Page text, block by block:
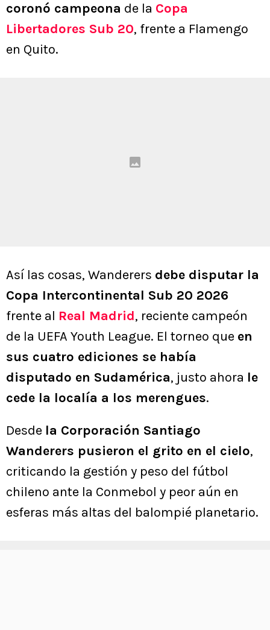
coronó campeona de la Copa
Libertadores Sub 20, frente a Flamengo
en Quito.
Así las cosas, Wanderers debe disputar la
Copa Intercontinental Sub 20 2026
frente al Real Madrid, reciente campeón
de la UEFA Youth League. El torneo que en
sus cuatro ediciones se había
disputado en Sudamérica, justo ahora le
cede la localía a los merengues.
Desde la Corporación Santiago
Wanderers pusieron el grito en el cielo,
criticando la gestión y peso del fútbol
chileno ante la Conmebol y peor aún en
esferas más altas del balompié planetario.